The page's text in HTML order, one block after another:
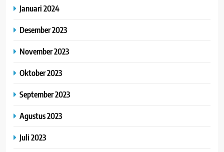
Januari 2024
Desember 2023
November 2023
Oktober 2023
September 2023
Agustus 2023
Juli 2023